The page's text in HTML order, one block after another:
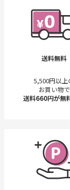
送料無料
5,500円以上
お買い物で
送料660円が無